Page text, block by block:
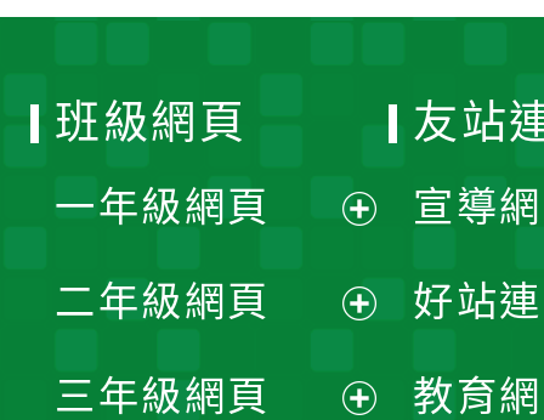
班級網頁
一年級網頁
開
選
二年級網頁
三年級網頁
友站
宣導
好站
教育